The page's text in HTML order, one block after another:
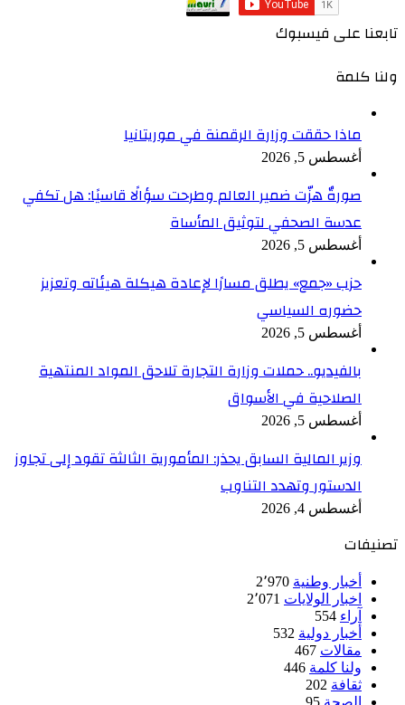
تابعنا على فيسبوك
ولنا كلمة
ماذا حققت وزارة الرقمنة في موريتانيا
أغسطس 5, 2026
صورةٌ هزّت ضمير العالم وطرحت سؤالًا قاسيًا: هل تكفي
عدسة الصحفي لتوثيق المأساة
أغسطس 5, 2026
حزب «جمع» يطلق مسارًا لإعادة هيكلة هيئاته وتعزيز
حضوره السياسي
أغسطس 5, 2026
بالفيديو.. حملات وزارة التجارة تلاحق المواد المنتهية
الصلاحية في الأسواق
أغسطس 5, 2026
وزير المالية السابق يحذر: المأمورية الثالثة تقود إلى تجاوز
الدستور وتهدد التناوب
أغسطس 4, 2026
تصنيفات
أخبار وطنية 2٬970
اخبار الولايات 2٬071
آراء 554
أخبار دولية 532
مقالات 467
ولنا كلمة 446
ثقافة 202